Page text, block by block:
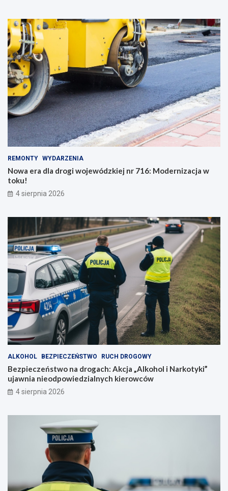
REMONTY WYDARZENIA
Nowa era dla drogi wojewódzkiej nr 716: Modernizacja w
toku!
4 sierpnia 2026
ALKOHOL BEZPIECZEŃSTWO RUCH DROGOWY
Bezpieczeństwo na drogach: Akcja „Alkohol i Narkotyki”
ujawnia nieodpowiedzialnych kierowców
4 sierpnia 2026